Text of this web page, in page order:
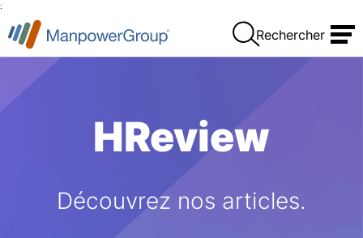
:
Rechercher
HReview
Découvrez nos articles.